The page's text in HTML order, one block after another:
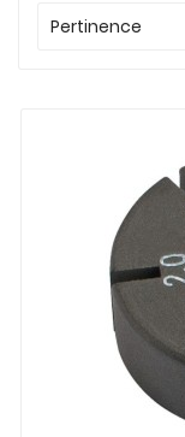
Pertinence